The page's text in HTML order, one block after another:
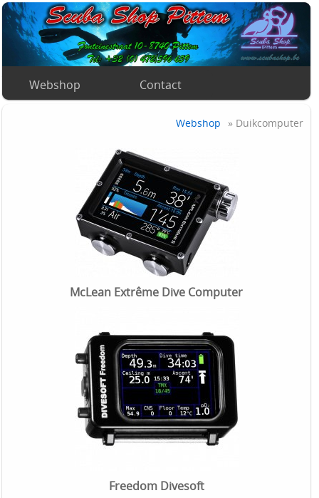
Webshop Contact
Webshop » Duikcomputer
McLean Extrême Dive Computer
Freedom Divesoft